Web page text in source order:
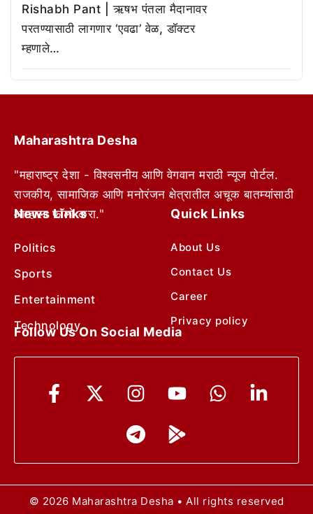
Rishabh Pant | ऋषभ पंतला मैदानावर
परतण्यासाठी लागणार ‘एवढा’ वेळ, डॉक्टर
म्हणाले…
Maharashtra Desha
"महाराष्ट्र देशा - विश्वसनीय आणि वेगवान मराठी न्यूज पोर्टल.
राजकीय, सामाजिक आणि मनोरंजन क्षेत्रातील अचूक बातम्यांसाठी
आम्हाला फॉलो करा."
News Links
Politics
Sports
Entertainment
Technology
Quick Links
About Us
Contact Us
Career
Privacy policy
Follow Us On Social Media
© 2026 Maharashtra Desha • All rights reserved